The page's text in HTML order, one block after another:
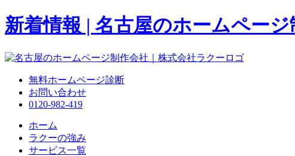
新着情報 | 名古屋のホームペー
無料ホームページ診断
お問い合わせ
0120-982-419
ホーム
ラクーの強み
サービス一覧